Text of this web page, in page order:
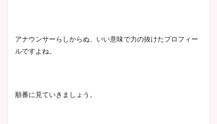
アナウンサーらしからぬ、いい意味で力の抜けたプロフィー
ルですよね。
順番に見ていきましょう。